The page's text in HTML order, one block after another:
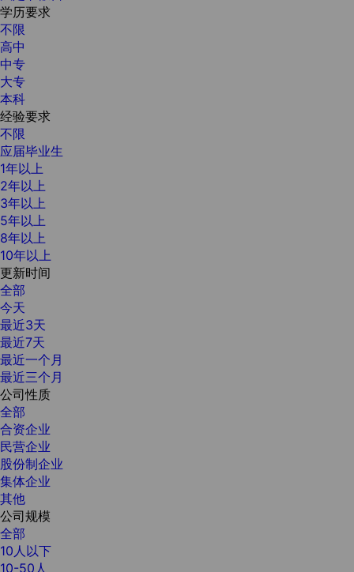
学历要求
不限
高中
中专
大专
本科
经验要求
不限
应届毕业生
1年以上
2年以上
3年以上
5年以上
8年以上
10年以上
更新时间
全部
今天
最近3天
最近7天
最近一个月
最近三个月
公司性质
全部
合资企业
民营企业
股份制企业
集体企业
其他
公司规模
全部
10人以下
10-50人